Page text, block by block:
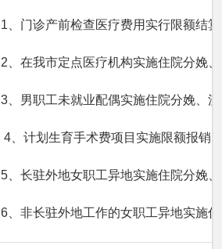
1、门诊产前检查医疗费用实行限额结
2、在我市定点医疗机构实施住院分娩
3、男职工未就业配偶实施住院分娩、
4、计划生育手术费项目实施限额报销
5、长驻外地女职工异地实施住院分娩
6、非长驻外地工作的女职工异地实施